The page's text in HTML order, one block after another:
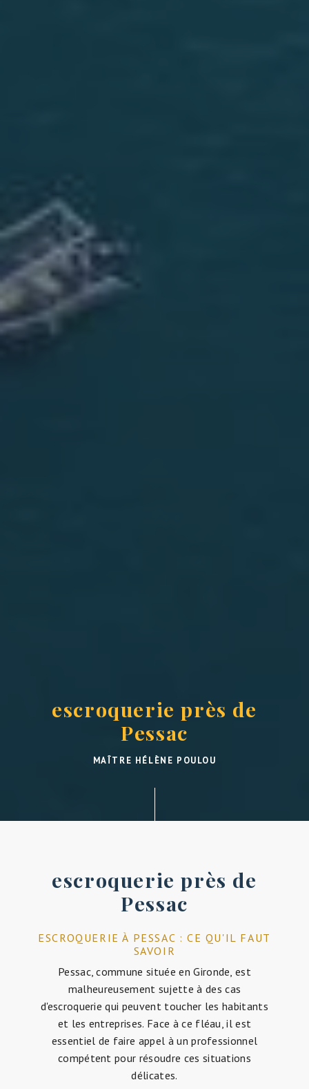
escroquerie près de
Pessac
MAÎTRE HÉLÈNE POULOU
escroquerie près de
Pessac
ESCROQUERIE À PESSAC : CE QU'IL FAUT
SAVOIR
Pessac, commune située en Gironde, est
malheureusement sujette à des cas
d'escroquerie qui peuvent toucher les habitants
et les entreprises. Face à ce fléau, il est
essentiel de faire appel à un professionnel
compétent pour résoudre ces situations
délicates.